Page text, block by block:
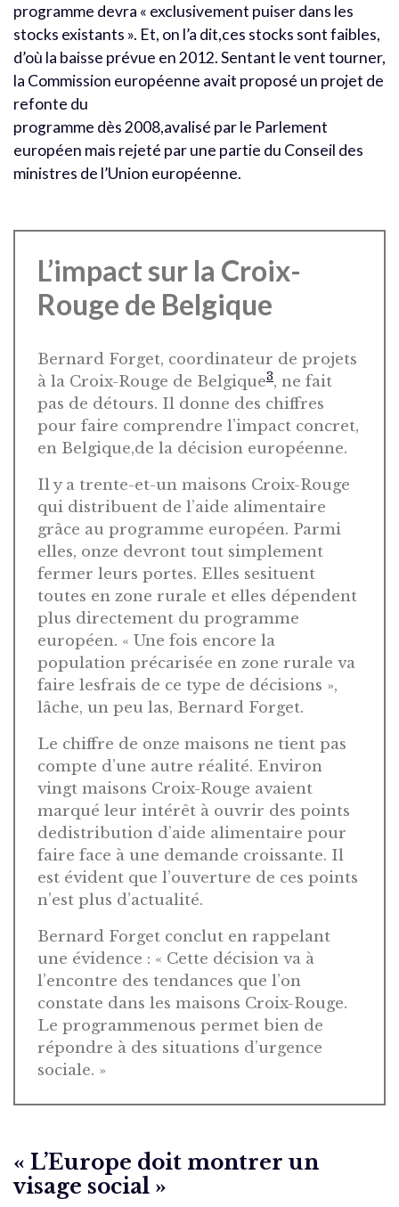
programme devra « exclusivement puiser dans les
stocks existants ». Et, on l’a dit,ces stocks sont faibles,
d’où la baisse prévue en 2012. Sentant le vent tourner,
la Commission européenne avait proposé un projet de
refonte du
programme dès 2008,avalisé par le Parlement
européen mais rejeté par une partie du Conseil des
ministres de l’Union européenne.
L’impact sur la Croix-
Rouge de Belgique
Bernard Forget, coordinateur de projets
à la Croix-Rouge de Belgique3, ne fait
pas de détours. Il donne des chiffres
pour faire comprendre l’impact concret,
en Belgique,de la décision européenne.
Il y a trente-et-un maisons Croix-Rouge
qui distribuent de l’aide alimentaire
grâce au programme européen. Parmi
elles, onze devront tout simplement
fermer leurs portes. Elles sesituent
toutes en zone rurale et elles dépendent
plus directement du programme
européen. « Une fois encore la
population précarisée en zone rurale va
faire lesfrais de ce type de décisions »,
lâche, un peu las, Bernard Forget.
Le chiffre de onze maisons ne tient pas
compte d’une autre réalité. Environ
vingt maisons Croix-Rouge avaient
marqué leur intérêt à ouvrir des points
dedistribution d’aide alimentaire pour
faire face à une demande croissante. Il
est évident que l’ouverture de ces points
n’est plus d’actualité.
Bernard Forget conclut en rappelant
une évidence : « Cette décision va à
l’encontre des tendances que l’on
constate dans les maisons Croix-Rouge.
Le programmenous permet bien de
répondre à des situations d’urgence
sociale. »
« L’Europe doit montrer un
visage social »